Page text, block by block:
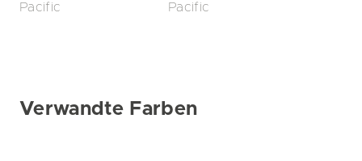
Pacific Pacific
Verwandte Farben